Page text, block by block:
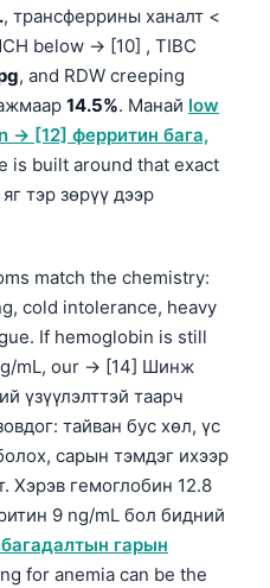
, трансферрины ханалт <
below → [10] , TIBC
, and RDW creeping
14.5%. Манай low
→ [12] ферритин бага,
is built around that exact
тэр зөрүү дээр
match the chemistry:
cold intolerance, heavy
If hemoglobin is still
mL, our → [14] Шинж
үзүүлэлттэй таарч
тайван бус хөл, үс
сарын тэмдэг ихээр
Хэрэв гемоглобин 12.8
9 ng/mL бол бидний
гарын
for anemia can be the